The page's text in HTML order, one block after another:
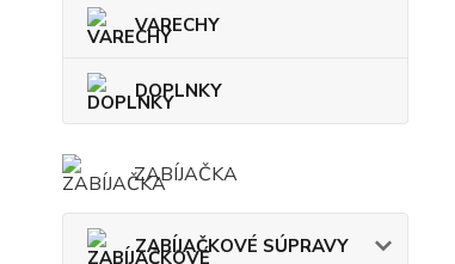
VARECHY
DOPLNKY
ZABÍJAČKA
ZABÍJAČKOVÉ SÚPRAVY